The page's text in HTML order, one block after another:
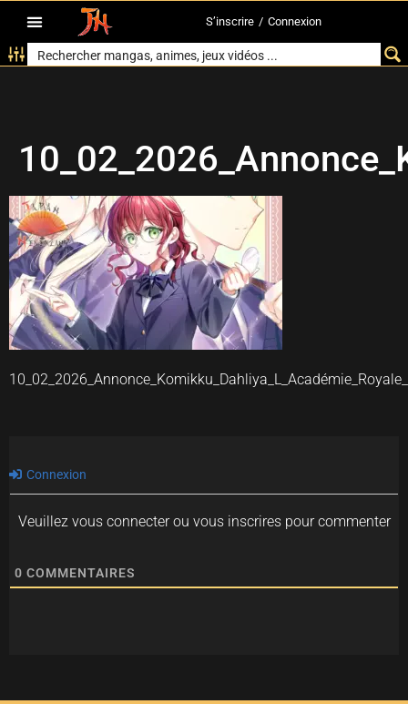
S’inscrire / Connexion
Connexion
Veuillez vous connecter ou vous inscrires pour commenter
0 COMMENTAIRES